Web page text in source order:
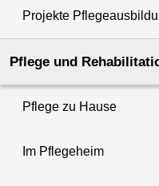
Projekte
Pflege und
Pflege zu Hause
Im Pflegeheim